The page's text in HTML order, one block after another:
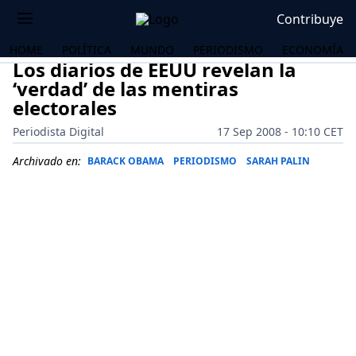
Contribuye
HOME POLÍTICA MUNDO PERIODISMO ECONOMÍA
Los diarios de EEUU revelan la
‘verdad’ de las mentiras
electorales
Periodista Digital
17 Sep 2008 - 10:10 CET
Archivado en: BARACK OBAMA PERIODISMO SARAH PALIN